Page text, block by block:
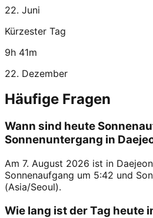
22. Juni
Kürzester Tag
9h 41m
22. Dezember
Häufige Fragen
Wann sind heute
Sonnenuntergang in
Am 7. August 2026 ist in
Sonnenaufgang um 5:42 und
(Asia/Seoul).
Wie lang ist der Tag heute